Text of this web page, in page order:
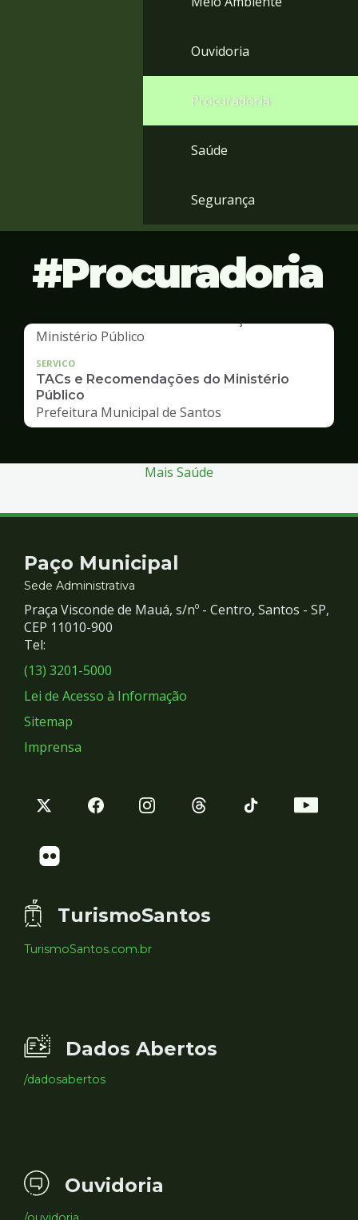
Ouvidoria
Procuradoria
Saúde
Segurança
Procuradoria
SERVICO
TACs e Recomendações do Ministério
Público
Prefeitura Municipal de Santos
Mais Saúde
Contato
e
Redes
Sociais
Paço Municipal
Sede Administrativa
Praça Visconde de Mauá, s/nº - Centro, Santos - SP,
CEP 11010-900
Tel:
(13) 3201-5000
Lei de Acesso à Informação
Sitemap
Imprensa
TurismoSantos
TurismoSantos.com.br
Dados Abertos
/dadosabertos
Ouvidoria